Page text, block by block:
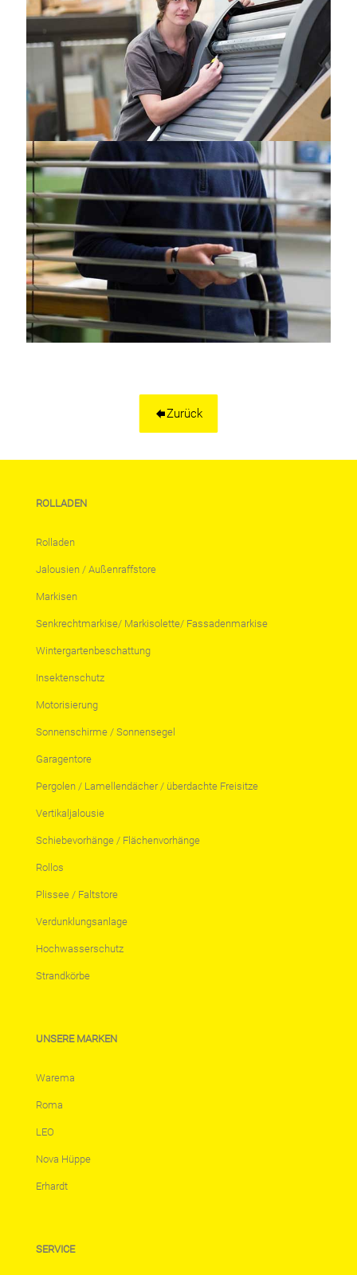
Zurück
ROLLADEN
Rolladen
Jalousien / Außenraffstore
Markisen
Senkrechtmarkise/ Markisolette/ Fassadenmarkise
Wintergartenbeschattung
Insektenschutz
Motorisierung
Sonnenschirme / Sonnensegel
Garagentore
Pergolen / Lamellendächer / überdachte Freisitze
Vertikaljalousie
Schiebevorhänge / Flächenvorhänge
Rollos
Plissee / Faltstore
Verdunklungsanlage
Hochwasserschutz
Strandkörbe
UNSERE MARKEN
Warema
Roma
LEO
Nova Hüppe
Erhardt
SERVICE